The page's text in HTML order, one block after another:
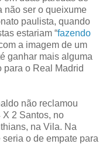
não ser o queixume
paulista, quando
estariam “fazendo
a imagem de um
ganhar mais alguma
para o Real Madrid
não reclamou
2 Santos, no
na Vila. Na
o de empate para